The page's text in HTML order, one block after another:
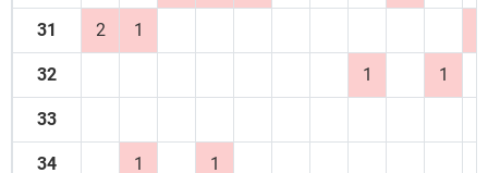
31 2 1
32 1 1
33
34 1 1